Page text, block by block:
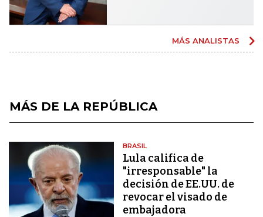
MÁS ANALISTAS
MÁS DE LA REPÚBLICA
BRASIL
Lula califica de
"irresponsable" la
decisión de EE.UU. de
revocar el visado de
embajadora